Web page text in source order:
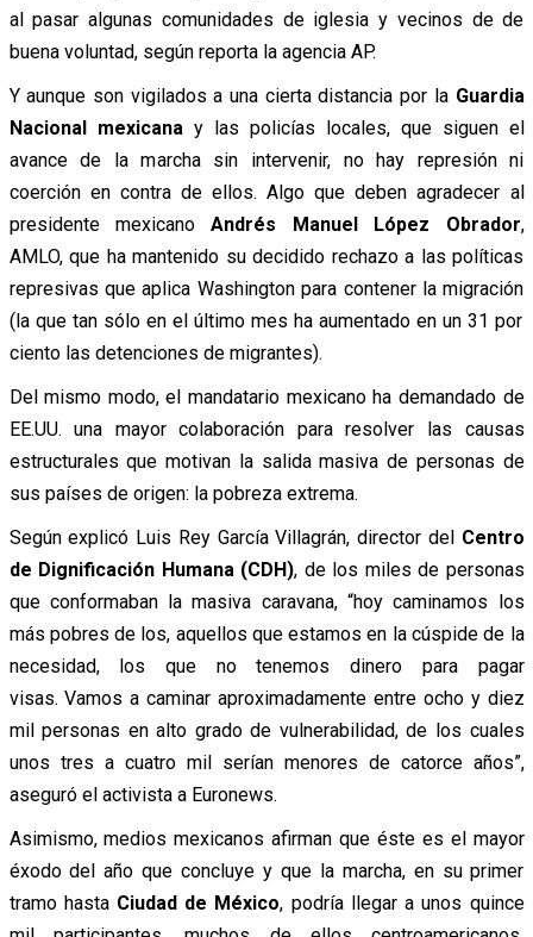
al pasar algunas comunidades de iglesia y vecinos de de
buena voluntad, según reporta la agencia AP.
Y aunque son vigilados a una cierta distancia por la Guardia
Nacional mexicana y las policías locales, que siguen el
avance de la marcha sin intervenir, no hay represión ni
coerción en contra de ellos. Algo que deben agradecer al
presidente mexicanoAndrés Manuel López Obrador,
AMLO, que ha mantenido su decidido rechazo a las políticas
represivas que aplica Washington para contener la migración
(la que tan sólo en el último mes ha aumentado en un 31 por
ciento las detenciones de migrantes).
Del mismo modo, el mandatario mexicanoha demandado de
EE.UU. una mayor colaboración para resolver las causas
estructurales que motivan la salida masiva de personas de
sus países de origen: la pobreza extrema.
Según explicó Luis Rey García Villagrán, director del Centro
de Dignificación Humana (CDH), de los miles de personas
que conformaban la masiva caravana, “hoy caminamos los
más pobres de los, aquellos que estamos en la cúspide de la
necesidad, los que no tenemos dinero para pagar
visas. Vamos a caminar aproximadamente entre ocho y diez
mil personas en alto grado de vulnerabilidad, de los cuales
unos tres a cuatro mil serían menores de catorce años”,
aseguró el activista a Euronews.
Asimismo, medios mexicanos afirman que éste es el mayor
éxodo del año que concluye y que la marcha, en su primer
tramo hasta Ciudad de México, podría llegar a unos quince